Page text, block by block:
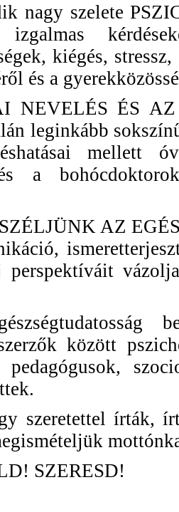
nagy szelete
kiégés,
és a
NEVELÉS ÉS AZ
leginkább
mellett
a
AZ
perspektíváit
között
szeretettel írták,
SZERESD!